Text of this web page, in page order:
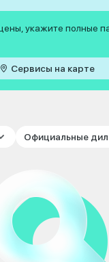
укажите полные
Сервисы на карте
Официальные